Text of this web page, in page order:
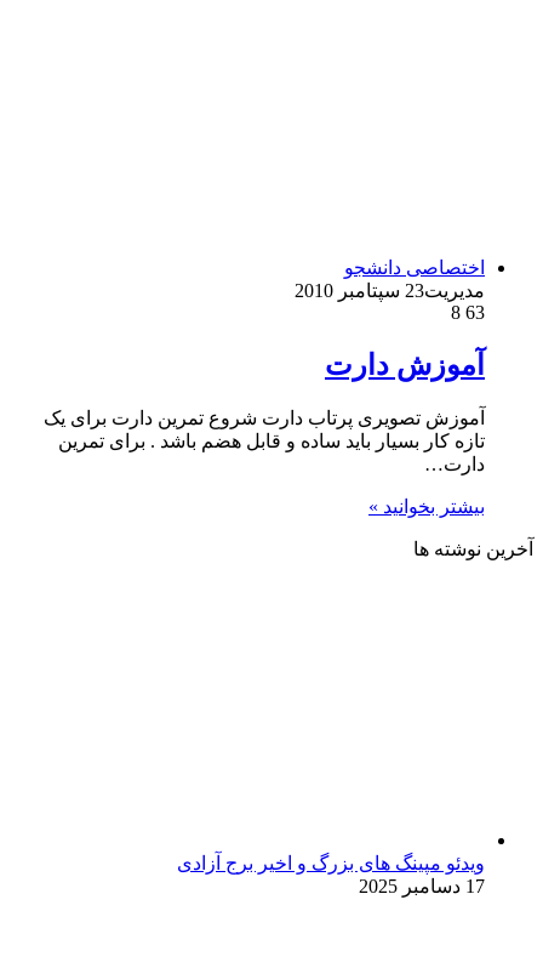
اختصاصی دانشجو
مدیریت23 سپتامبر 2010
63
آموزش دارت
آموزش تصویری پرتاب دارت شروع تمرین دارت برای یک
تازه کار بسیار باید ساده و قابل هضم باشد . برای تمرین
دارت…
بیشتر بخوانید »
آخرین نوشته ها
ویدئو مپینگ های بزرگ و اخیر برج آزادی
17 دسامبر 2025